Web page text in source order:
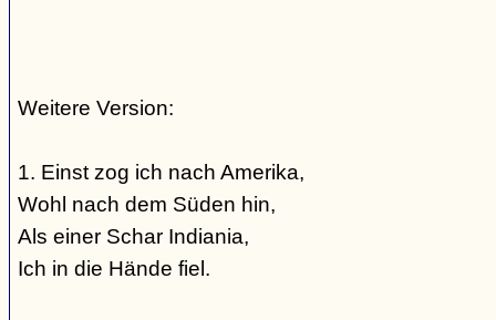
Weitere Version:
1. Einst zog ich nach Amerika,
Wohl nach dem Süden hin,
Als einer Schar Indiania,
Ich in die Hände fiel.